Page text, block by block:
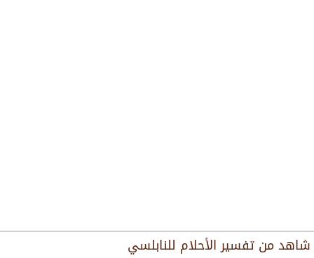
شاهد من تفسير الأحلام للنابلسي